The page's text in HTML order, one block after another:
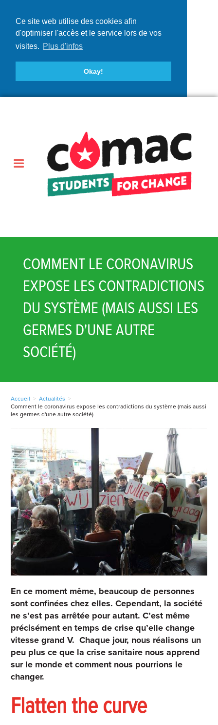
Ce site web utilise des cookies afin
d'optimiser l'accès et le service lors de vos
visites. Plus d'infos
Okay!
COMMENT LE CORONAVIRUS
EXPOSE LES CONTRADICTIONS
DU SYSTÈME (MAIS AUSSI LES
GERMES D'UNE AUTRE
SOCIÉTÉ)
Accueil > Actualités >
Comment le coronavirus expose les contradictions du système (mais aussi
les germes d'une autre société)
En ce moment même, beaucoup de personnes
sont confinées chez elles. Cependant, la société
ne s’est pas arrêtée pour autant. C’est même
précisément en temps de crise qu’elle change
vitesse grand V. Chaque jour, nous réalisons un
peu plus ce que la crise sanitaire nous apprend
sur le monde et comment nous pourrions le
changer.
Flatten the curve